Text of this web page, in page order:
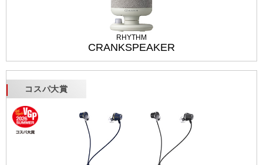
RHYTHM
CRANKSPEAKER
コスパ大賞